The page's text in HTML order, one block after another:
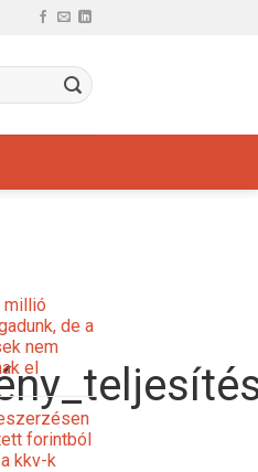
millió
de a
nem
el
forintból
kkv-k